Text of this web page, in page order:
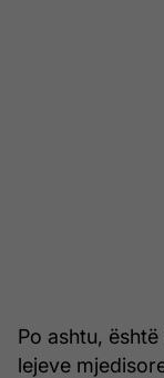
Po ashtu,
lejeve